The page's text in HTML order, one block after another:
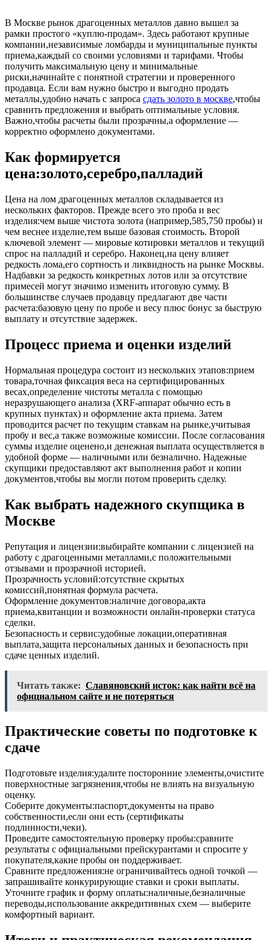
В Москве рынок драгоценных металлов давно вышел за
рамки простого «куплю-продам». Здесь работают крупные
компании,независимые ломбарды и муниципальные пункты
приема,каждый со своими условиями и тарифами. Чтобы
получить максимальную цену и минимальные
риски,начинайте с понятной стратегии и проверенного
продавца. Если вам нужно быстро и выгодно продать
металлы,удобно начать с запроса сдать золото в москве,чтобы
сравнить предложения и выбрать оптимальные условия.
Важно,чтобы расчеты были прозрачны,а оформление —
корректно оформлено документами.
Как формируется
цена:золото,серебро,палладий
Цена на лом драгоценных металлов складывается из
нескольких факторов. Прежде всего это проба и вес
изделия:чем выше чистота золота (например,585,750 пробы) и
чем веснее изделие,тем выше базовая стоимость. Второй
ключевой элемент — мировые котировки металлов и текущий
спрос на палладий и серебро. Наконец,на цену влияет
редкость лома,его сортность и ликвидность на рынке Москвы.
Надбавки за редкость конкретных лотов или за отсутствие
примесей могут значимо изменить итоговую сумму. В
большинстве случаев продавцу предлагают две части
расчета:базовую цену по пробе и весу плюс бонус за быструю
выплату и отсутствие задержек.
Процесс приема и оценки изделий
Нормальная процедура состоит из нескольких этапов:прием
товара,точная фиксация веса на сертифицированных
весах,определение чистоты металла с помощью
неразрушающего анализа (XRF-аппарат обычно есть в
крупных пунктах) и оформление акта приема. Затем
проводится расчет по текущим ставкам на рынке,учитывая
пробу и вес,а также возможные комиссии. После согласования
суммы изделие оценено,и денежная выплата осуществляется в
удобной форме — наличными или безналично. Надежные
скупщики предоставляют акт выполнения работ и копии
документов,чтобы вы могли потом проверить сделку.
Как выбрать надежного скупщика в
Москве
Репутация и лицензии:выбирайте компании с лицензией на
работу с драгоценными металлами,с положительными
отзывами и прозрачной историей.
Прозрачность условий:отсутствие скрытых
комиссий,понятная формула расчета.
Оформление документов:наличие договора,акта
приема,квитанции и возможности онлайн-проверки статуса
сделки.
Безопасность и сервис:удобные локации,оперативная
выплата,защита персональных данных и безопасность при
сдаче ценных изделий.
Читать также: Славяновский исток: как найти всё на
официальном сайте и не потеряться
Практические советы по подготовке к
сдаче
Подготовьте изделия:удалите посторонние элементы,очистите
поверхностные загрязнения,чтобы не влиять на визуальную
оценку.
Соберите документы:паспорт,документы на право
собственности,если они есть (сертификаты
подлинности,чеки).
Проведите самостоятельную проверку пробы:сравните
результаты с официальными прейскурантами и спросите у
покупателя,какие пробы он поддерживает.
Сравните предложения:не ограничивайтесь одной точкой —
запрашивайте конкурирующие ставки и сроки выплаты.
Уточните график и форму оплаты:наличные,безналичные
переводы,использование аккредитивных схем — выберите
комфортный вариант.